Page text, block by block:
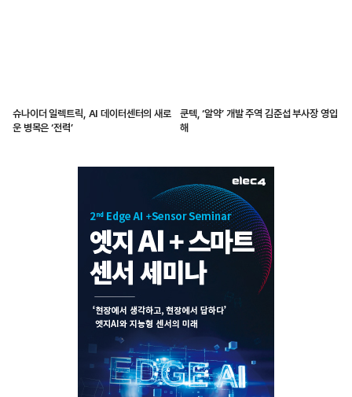
슈나이더 일렉트릭, AI 데이터센터의 새로
운 병목은 ‘전력’
쿤텍, ‘알약’ 개발 주역 김준섭 부사장 영입
해